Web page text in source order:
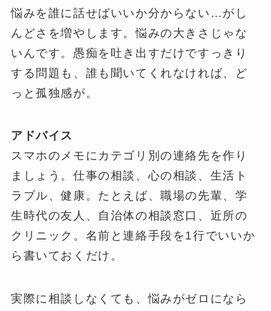
悩みを誰に話せばいいか分からない…がし
んどさを増やします。悩みの大きさじゃな
いんです。愚痴を吐き出すだけですっきり
する問題も、誰も聞いてくれなければ、ど
っと孤独感が。
アドバイス
スマホのメモにカテゴリ別の連絡先を作り
ましょう。仕事の相談、心の相談、生活ト
ラブル、健康。たとえば、職場の先輩、学
生時代の友人、自治体の相談窓口、近所の
クリニック。名前と連絡手段を1行でいいか
ら書いておくだけ。
実際に相談しなくても、悩みがゼロになら